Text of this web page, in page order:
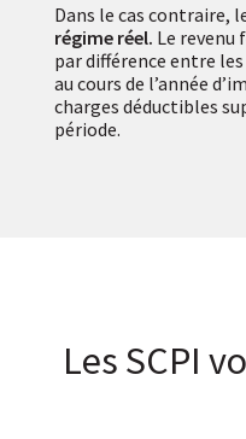
Dans le cas contraire,
régime réel. Le revenu
par différence entre
au cours de l’année
charges déductibles
période.
Les SCPI